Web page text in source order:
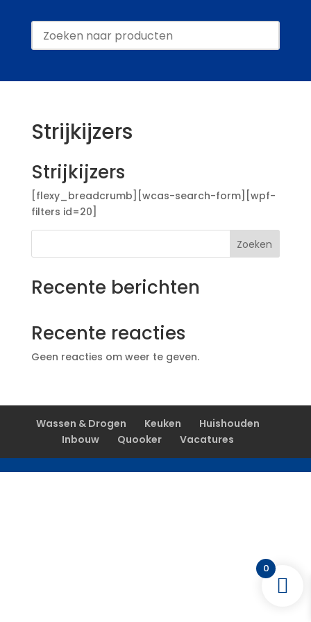
Strijkijzers
Strijkijzers
[flexy_breadcrumb][wcas-search-form][wpf-
filters id=20]
Zoeken
Recente berichten
Recente reacties
Geen reacties om weer te geven.
Wassen & Drogen Keuken
Huishouden
Inbouw
Quooker Vacatures
0